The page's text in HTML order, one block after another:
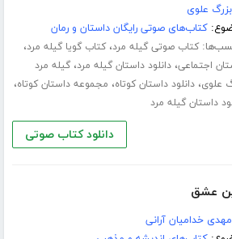
بزرگ علوی
کتاب‌های صوتی رایگان داستان و رمان
کتاب صوتی گیله مرد،کتاب گویا گیله مرد،
اجتماعی،دانلود داستان گیله مرد،گیله مرد
علوی،دانلود داستان کوتاه، مجموعه داستان کوتاه،
داستان گیله مرد
دانلود کتاب صوتی
عشق
مهدی خدامیان آرانی